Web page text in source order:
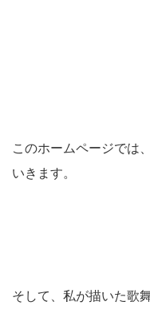
このホームページでは
いきます。
そして、私が描いた歌